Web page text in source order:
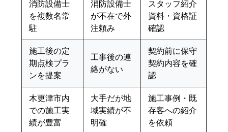
消防設備士
を複数名常
駐
消防設備士
が不在で外
注頼み
スタッフ紹介
資料・資格証
確認
施工後の定
期点検プラ
ンを提案
工事後の連
絡がない
契約前に保守
契約内容を確
認
木更津市内
での施工実
績が豊富
大手だが地
域実績が不
明確
施工事例・既
存客への紹介
を依頼